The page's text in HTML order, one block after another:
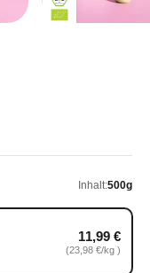
Inhalt:500g
11,99 €
(23,98 €/kg )